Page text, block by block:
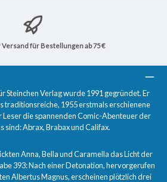
für Bestellungen ab 75 €
Steinchen Verlag wurde 1991 gegründet. Er
traditionsreiche, 1955 erstmals erschienene
die spannenden Comic-Abenteuer der
sind: Abrax, Brabax und Califax.
Anna, Bella und Caramella das Licht der
393: Nach einer Detonation, hervorgerufen
Albertus Magnus, erscheinen plötzlich drei